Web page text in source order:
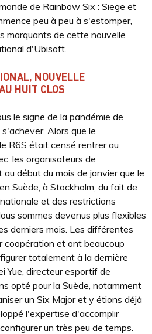
de Rainbow Six : Siege et
peu à peu à s'estomper,
marquants de cette nouvelle
d'Ubisoft.
NOUVELLE
HUIT CLOS
le signe de la pandémie de
Alors que le
R6S était censé rentrer au
les organisateurs de
début du mois de janvier que le
Suède, à Stockholm, du fait de
et des restrictions
sommes devenus plus flexibles
derniers mois. Les différentes
coopération et ont beaucoup
totalement à la dernière
Yue, directeur esportif de
opté pour la Suède, notamment
un Six Major et y étions déjà
l'expertise d'accomplir
un très peu de temps.